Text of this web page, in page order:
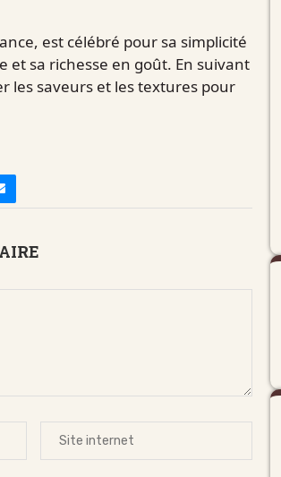
est célébré pour sa simplicité
et sa richesse en goût. En suivant
les saveurs et les textures pour